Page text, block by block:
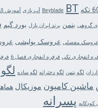
Beyblade BT آب بازی آموزش
گروهی بتمن برند ایران پازل بورد گیم
عروسک مفصلی عروسک پولیشی
انفجاری تکی فرفره انفجاری فصل 6
لگو بتمن لگو دخترانه لگو ساده
ماشین کامیون موزیکال
کودکانه پسرانه